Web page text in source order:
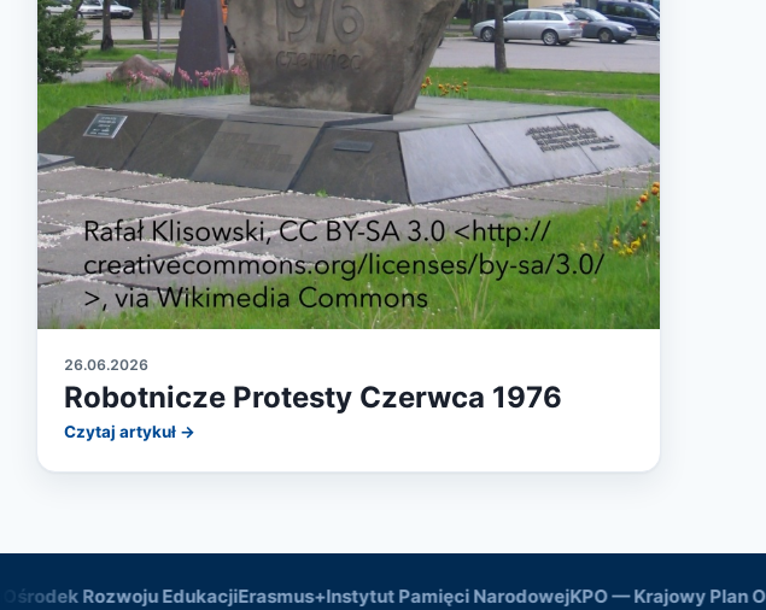
26.06.2026
Robotnicze Protesty Czerwca 1976
Czytaj artykuł →
Rozwoju EdukacjiErasmus+Instytut Pamięci NarodowejKPO — Krajowy Plan